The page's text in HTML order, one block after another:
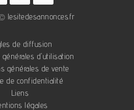
lesitedesannonces.fr
de diffusion
générales d'utilisation
générales de vente
de confidentialité
Liens
légales